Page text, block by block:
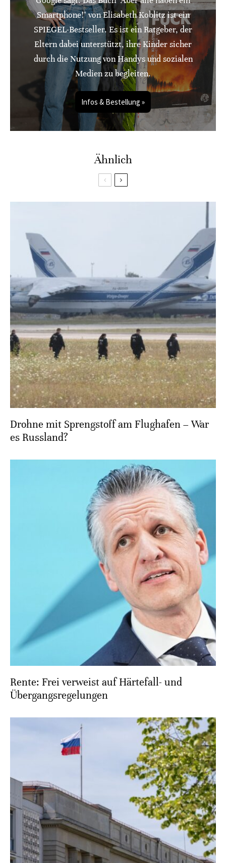
Smartphone!" von Elisabeth Koblitz ist ein
SPIEGEL-Bestseller. Es ist ein Ratgeber, der
Eltern dabei unterstützt, ihre Kinder sicher
durch die Nutzung von Handys und sozialen
Medien zu begleiten.
Infos & Bestellung »
Ähnlich
Drohne mit Sprengstoff am Flughafen – War
es Russland?
Rente: Frei verweist auf Härtefall- und
Übergangsregelungen